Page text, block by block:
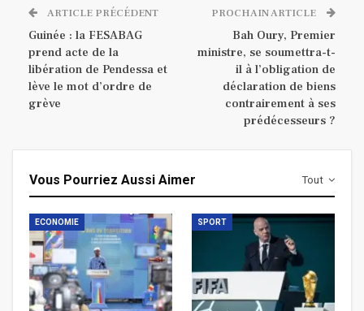
ARTICLE PRÉCÉDENT
Guinée : la FESABAG
prend acte de la
libération de Pendessa et
lève le mot d’ordre de
grève
PROCHAIN ARTICLE
Bah Oury, Premier
ministre, se soumettra-t-
il à l’obligation de
déclaration de biens
contrairement à ses
prédécesseurs ?
Tout
Vous Pourriez Aussi Aimer
ECONOMIE SPORT